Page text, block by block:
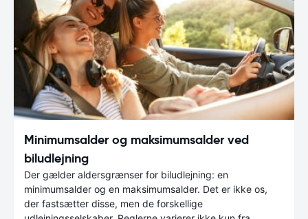
Minimumsalder og maksimumsalder ved
biludlejning
Der gælder aldersgrænser for biludlejning: en
minimumsalder og en maksimumsalder. Det er ikke os,
der fastsætter disse, men de forskellige